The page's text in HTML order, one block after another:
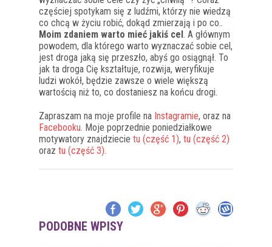
częściej spotykam się z ludźmi, którzy nie wiedzą
co chcą w życiu robić, dokąd zmierzają i po co..
Moim zdaniem warto mieć jakiś cel. A głównym
powodem, dla którego warto wyznaczać sobie cel,
jest droga jaką się przeszło, abyś go osiągnął. To
jak ta droga Cię kształtuje, rozwija, weryfikuje
ludzi wokół, będzie zawsze o wiele większą
wartością niż to, co dostaniesz na końcu drogi.
Zapraszam na moje profile na Instagramie, oraz na
Facebooku. Moje poprzednie poniedziałkowe
motywatory znajdziecie tu (część 1), tu (część 2)
oraz tu (część 3).
PODOBNE WPISY